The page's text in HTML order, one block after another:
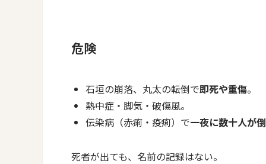
危険
石垣の崩落、丸太の転倒で即死や重傷。
熱中症・脚気・破傷風。
伝染病（赤痢・疫痢）で一夜に数十人が
死者が出ても、名前の記録はない。